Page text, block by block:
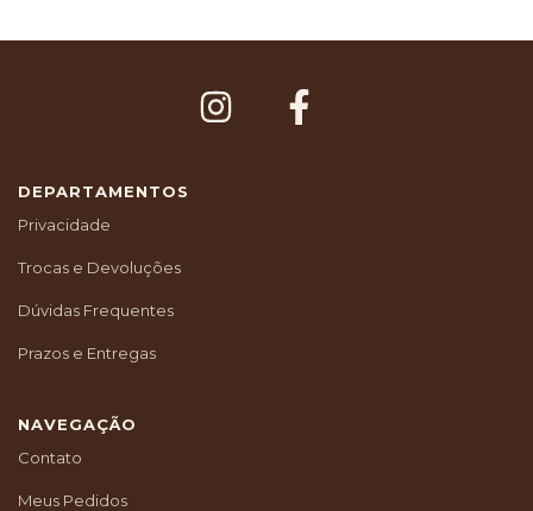
DEPARTAMENTOS
Privacidade
Trocas e Devoluções
Dúvidas Frequentes
Prazos e Entregas
NAVEGAÇÃO
Contato
Meus Pedidos